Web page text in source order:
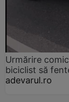
Urmărire
biciclist să
adevarul.ro